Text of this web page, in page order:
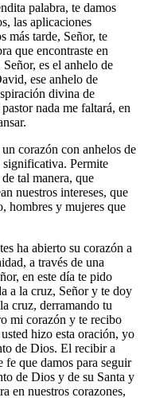
palabra, te damos
las aplicaciones
más tarde, Señor, te
que encontraste en
es el anhelo de
ese anhelo de
divina de
nada me faltará, en
corazón con anhelos de
significativa. Permite
tal manera, que
nuestros intereses, que
hombres y mujeres que
ha abierto su corazón a
a través de una
en este día te pido
a la cruz, Señor y te doy
cruz, derramando tu
mi corazón y te recibo
hizo esta oración, yo
de Dios. El recibir a
fe que damos para seguir
de Dios y de su Santa y
en nuestros corazones,